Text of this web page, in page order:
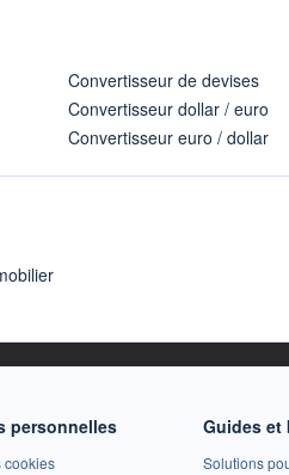
Convertisseur de devises
Convertisseur dollar / euro
Convertisseur euro / dollar
personnelles
cookies
Guides et
Solutions